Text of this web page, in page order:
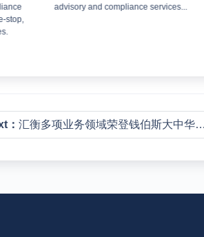
advisory and compliance services...
： 汇衡多项业务领域荣登钱伯斯大中华区法律指南2026榜单